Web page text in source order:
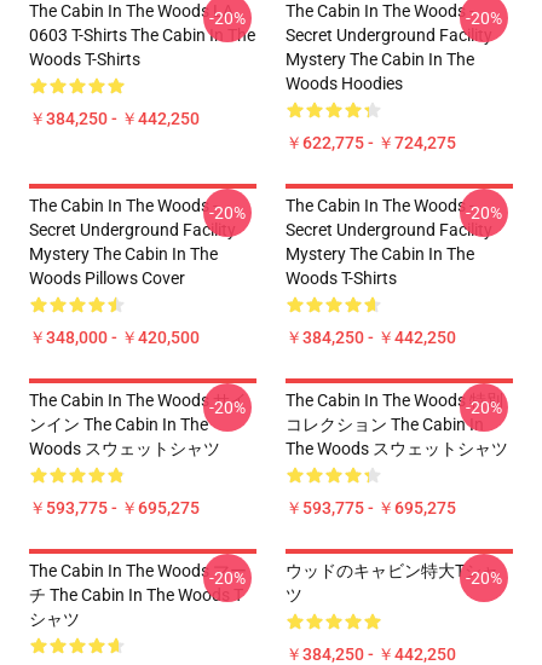
The Cabin In The Woods LA
0603 T-Shirts The Cabin In The
Woods T-Shirts
￥384,250 - ￥442,250
-20%
The Cabin In The Woods -
Secret Underground Facility
Mystery The Cabin In The
Woods Hoodies
￥622,775 - ￥724,275
-20%
The Cabin In The Woods -
Secret Underground Facility
Mystery The Cabin In The
Woods Pillows Cover
￥348,000 - ￥420,500
-20%
The Cabin In The Woods -
Secret Underground Facility
Mystery The Cabin In The
Woods T-Shirts
￥384,250 - ￥442,250
-20%
The Cabin In The Woods サイ
ンイン The Cabin In The
Woods スウェットシャツ
￥593,775 - ￥695,275
-20%
The Cabin In The Woods 特別
コレクション The Cabin In
The Woods スウェットシャツ
￥593,775 - ￥695,275
-20%
The Cabin In The Woods マー
チ The Cabin In The Woods T
シャツ
-20%
ウッドのキャビン特大Tシャ
ツ
￥384,250 - ￥442,250
-20%